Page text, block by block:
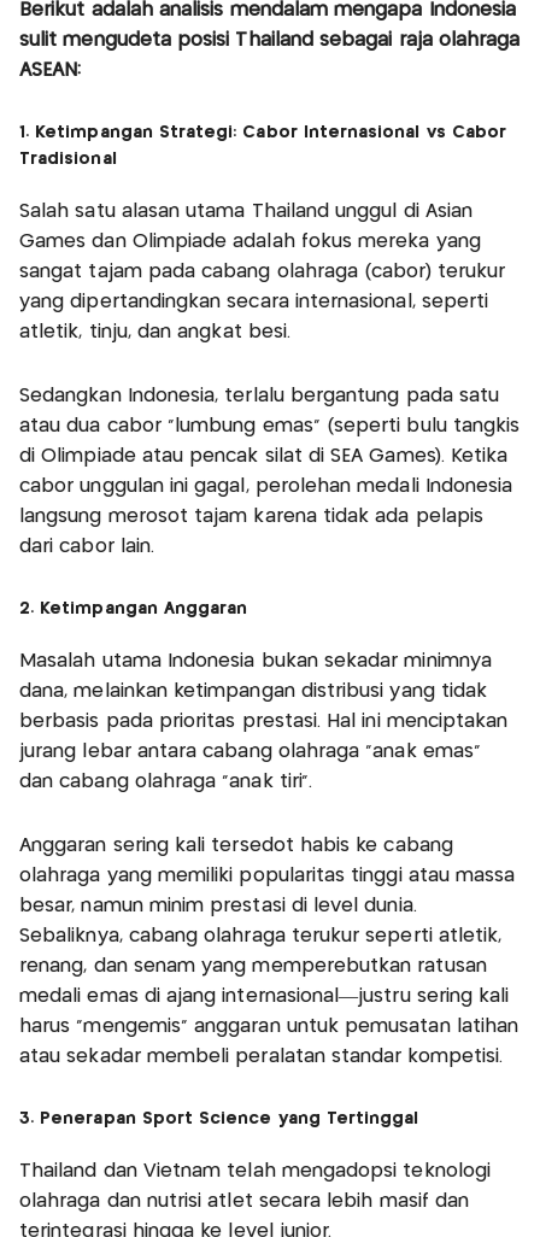
Berikut adalah analisis mendalam mengapa Indonesia
sulit mengudeta posisi Thailand sebagai raja olahraga
ASEAN:
1. Ketimpangan Strategi: Cabor Internasional vs Cabor
Tradisional
Salah satu alasan utama Thailand unggul di Asian
Games dan Olimpiade adalah fokus mereka yang
sangat tajam pada cabang olahraga (cabor) terukur
yang dipertandingkan secara internasional, seperti
atletik, tinju, dan angkat besi.
Sedangkan Indonesia, terlalu bergantung pada satu
atau dua cabor "lumbung emas" (seperti bulu tangkis
di Olimpiade atau pencak silat di SEA Games). Ketika
cabor unggulan ini gagal, perolehan medali Indonesia
langsung merosot tajam karena tidak ada pelapis
dari cabor lain.
2. Ketimpangan Anggaran
Masalah utama Indonesia bukan sekadar minimnya
dana, melainkan ketimpangan distribusi yang tidak
berbasis pada prioritas prestasi. Hal ini menciptakan
jurang lebar antara cabang olahraga "anak emas"
dan cabang olahraga "anak tiri".
Anggaran sering kali tersedot habis ke cabang
olahraga yang memiliki popularitas tinggi atau massa
besar, namun minim prestasi di level dunia.
Sebaliknya, cabang olahraga terukur seperti atletik,
renang, dan senam yang memperebutkan ratusan
medali emas di ajang internasional—justru sering kali
harus "mengemis" anggaran untuk pemusatan latihan
atau sekadar membeli peralatan standar kompetisi.
3. Penerapan Sport Science yang Tertinggal
Thailand dan Vietnam telah mengadopsi teknologi
olahraga dan nutrisi atlet secara lebih masif dan
terintegrasi hingga ke level junior.